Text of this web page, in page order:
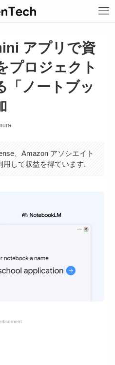
アプリで資
プロジェクト
「ノートブッ
、Amazon アソシエイト
して収益を得ています.